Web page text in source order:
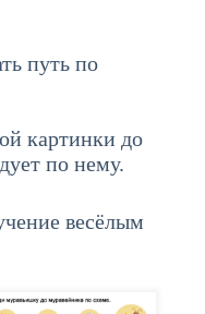
путь по
картинки до
по нему.
весёлым